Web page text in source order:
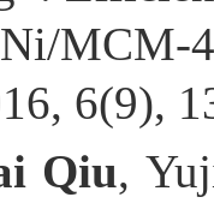
6(9),
Qiu,